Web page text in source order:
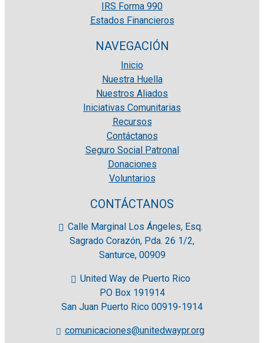
IRS Forma 990
Estados Financieros
NAVEGACIÓN
Inicio
Nuestra Huella
Nuestros Aliados
Iniciativas Comunitarias
Recursos
Contáctanos
Seguro Social Patronal
Donaciones
Voluntarios
CONTÁCTANOS
Calle Marginal Los Ángeles, Esq.
Sagrado Corazón, Pda. 26 1/2,
Santurce, 00909
United Way de Puerto Rico
PO Box 191914
San Juan Puerto Rico 00919-1914
comunicaciones@unitedwaypr.org